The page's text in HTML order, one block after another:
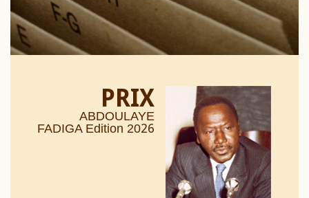
PRIX
ABDOULAYE
FADIGA Edition 2026